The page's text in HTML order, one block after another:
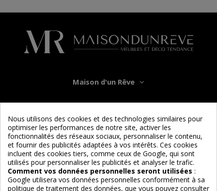
Maison d'un Rêve
Informations
Services
Nous suivre
Nous utilisons des cookies et des technologies similaires pour
optimiser les performances de notre site, activer les
fonctionnalités des réseaux sociaux, personnaliser le contenu,
et fournir des publicités adaptées à vos intérêts. Ces cookies
incluent des cookies tiers, comme ceux de Google, qui sont
utilisés pour personnaliser les publicités et analyser le trafic.
Comment vos données personnelles seront utilisées :
Google utilisera vos données personnelles conformément à sa
politique de traitement des données, que vous pouvez consulter